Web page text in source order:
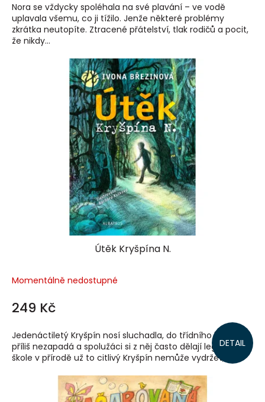
Nora se vždycky spoléhala na své plavání – ve vodě
uplavala všemu, co ji tížilo. Jenže některé problémy
zkrátka neutopíte. Ztracené přátelství, tlak rodičů a pocit,
že nikdy...
Útěk Kryšpína N.
Momentálně nedostupné
249 Kč
DETAIL
Jedenáctiletý Kryšpín nosí sluchadla, do třídního kolektivu
příliš nezapadá a spolužáci si z něj často dělají legraci. Na
škole v přírodě už to citlivý Kryšpín nemůže vydržet, a...